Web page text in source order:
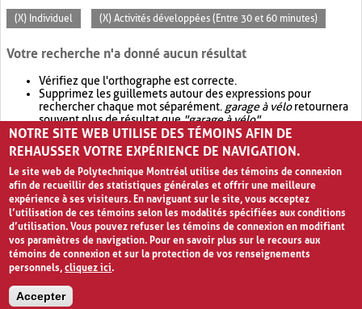
(X) Individuel (X) Activités développées (Entre 30 et 60 minutes)
Votre recherche n'a donné aucun résultat
Vérifiez que l'orthographe est correcte.
Supprimez les guillemets autour des expressions pour
rechercher chaque mot séparément. garage à véloretournera
souvent plus de résultat que"garage à vélo".
Envisagez d'élargir votre recherche avec OR.garage OR vélo
retournera souvent plus de résultat quegarage à vélo
NOTRE SITE WEB UTILISE DES TÉMOINS AFIN DE
REHAUSSER VOTRE EXPÉRIENCE DE NAVIGATION.
Le site web de Polytechnique Montréal utilise des témoins de connexion
afin de recueillir des statistiques générales et offrir une meilleure
expérience à ses visiteurs. En naviguant sur le site, vous acceptez
l’utilisation de ces témoins selon les modalités spécifiées aux conditions
d’utilisation. Vous pouvez refuser les témoins de connexion en modifiant
vos paramètres de navigation. Pour en savoir plus sur le recours aux
témoins de connexion et sur la protection de vos renseignements
personnels,cliquez ici.
Accepter